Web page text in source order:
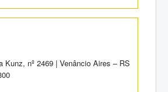
Kunz, nº 2469 | Venâncio Aires – RS